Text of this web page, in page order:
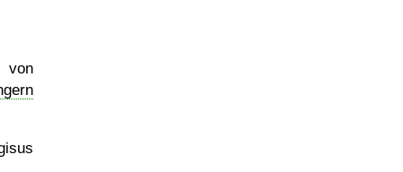
von